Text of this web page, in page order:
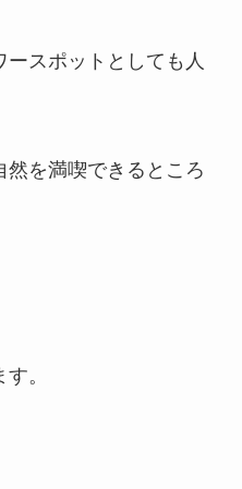
スポットとしても人
を満喫できるところ
。